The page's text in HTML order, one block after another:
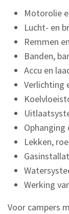
Motorolie
Lucht- en
Remmen
Banden,
Accu en
Verlichting
Ophanging
Lekken,
Werking
Voor campers